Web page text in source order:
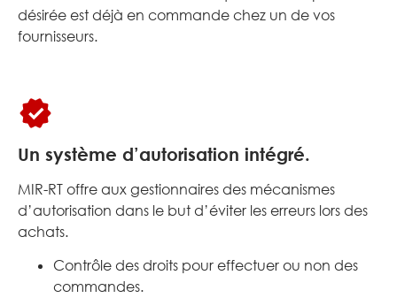
désirée est déjà en commande chez un de vos
fournisseurs.
Un système d’autorisation intégré.
MIR-RT offre aux gestionnaires des mécanismes
d’autorisation dans le but d’éviter les erreurs lors des
achats.
Contrôle des droits pour effectuer ou non des
commandes.